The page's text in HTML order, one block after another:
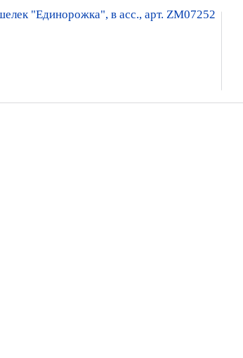
"Единорожка", в асс., арт. ZM07252